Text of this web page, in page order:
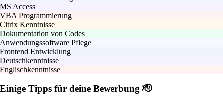
MS Access
VBA Programmierung
Citrix Kenntnisse
Dokumentation von Codes
Anwendungssoftware Pflege
Frontend Entwicklung
Deutschkenntnisse
Englischkenntnisse
Einige Tipps für deine Bewerbung 🫡